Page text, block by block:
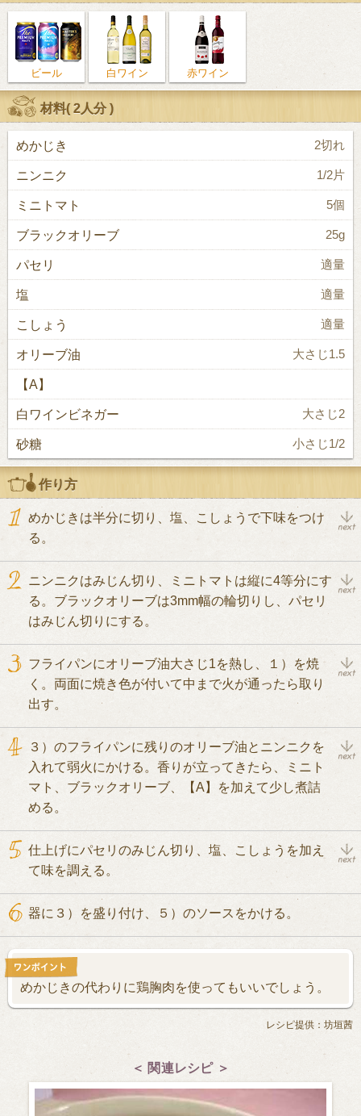
ビール 白ワイン 赤ワイン
材料(2人分)
めかじき 2切れ
ニンニク 1/2片
ミニトマト 5個
ブラックオリーブ 25g
パセリ 適量
塩 適量
こしょう 適量
オリーブ油 大さじ1.5
【A】
白ワインビネガー 大さじ2
砂糖 小さじ1/2
作り方
めかじきは半分に切り、塩、こしょうで下味をつけ
る。
ニンニクはみじん切り、ミニトマトは縦に4等分にす
る。ブラックオリーブは3mm幅の輪切りし、パセリ
はみじん切りにする。
フライパンにオリーブ油大さじ1を熱し、１）を焼
く。両面に焼き色が付いて中まで火が通ったら取り
出す。
３）のフライパンに残りのオリーブ油とニンニクを
入れて弱火にかける。香りが立ってきたら、ミニト
マト、ブラックオリーブ、【A】を加えて少し煮詰
める。
仕上げにパセリのみじん切り、塩、こしょうを加え
て味を調える。
器に３）を盛り付け、５）のソースをかける。
めかじきの代わりに鶏胸肉を使ってもいいでしょう。
レシピ提供：坊垣茜
＜ 関連レシピ ＞